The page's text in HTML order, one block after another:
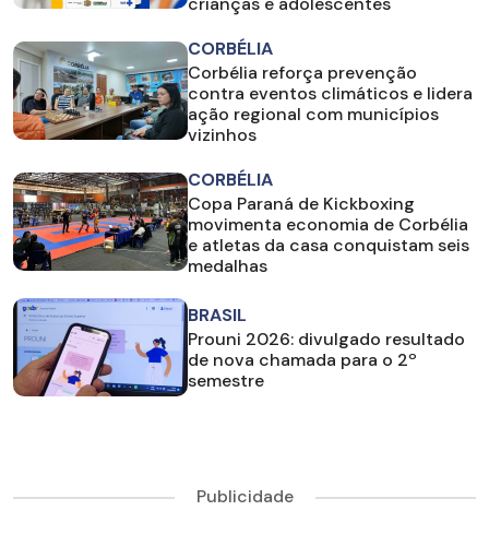
CORBÉLIA
Corbélia reforça prevenção
contra eventos climáticos e lidera
ação regional com municípios
vizinhos
CORBÉLIA
Copa Paraná de Kickboxing
movimenta economia de Corbélia
e atletas da casa conquistam seis
medalhas
BRASIL
Prouni 2026: divulgado resultado
de nova chamada para o 2º
semestre
Publicidade